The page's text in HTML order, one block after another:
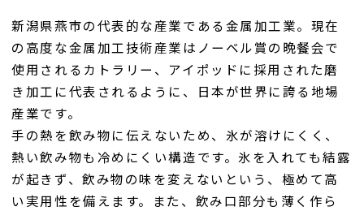
新潟県燕市の代表的な産業である金属加工業。現在
の高度な金属加工技術産業はノーベル賞の晩餐会で
使用されるカトラリー、アイポッドに採用された磨
き加工に代表されるように、日本が世界に誇る地場
産業です。
手の熱を飲み物に伝えないため、氷が溶けにくく、
熱い飲み物も冷めにくい構造です。氷を入れても結露
が起きず、飲み物の味を変えないという、極めて高
い実用性を備えます。また、飲み口部分も薄く作ら